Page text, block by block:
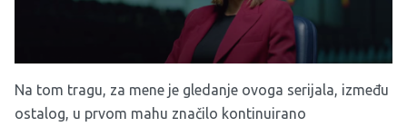
Na tom tragu, za mene je gledanje ovoga serijala, između
ostalog, u prvom mahu značilo kontinuirano